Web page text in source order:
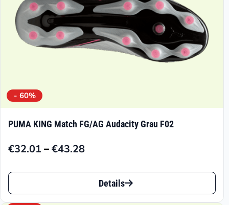
Produktseite
gewählt
werden
- 60%
PUMA KING Match FG/AG Audacity Grau F02
€32.01 –€43.28
Preisspanne:
€32.01
€43.28
Dieses
Produkt
Details